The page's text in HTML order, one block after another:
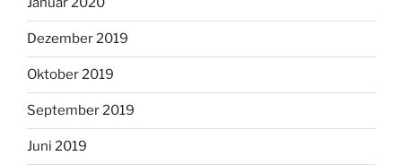
Dezember 2019
Oktober 2019
September 2019
Juni 2019